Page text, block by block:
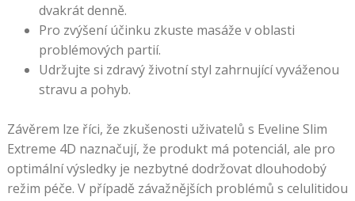
dvakrát denně.
Pro zvýšení účinku zkuste masáže v oblasti
problémových partií.
Udržujte si zdravý životní styl zahrnující vyváženou
stravu a pohyb.
Závěrem lze říci, že zkušenosti uživatelů s Eveline Slim
Extreme 4D naznačují, že produkt má potenciál, ale pro
optimální výsledky je nezbytné dodržovat dlouhodobý
režim péče. V případě závažnějších problémů s celulitidou